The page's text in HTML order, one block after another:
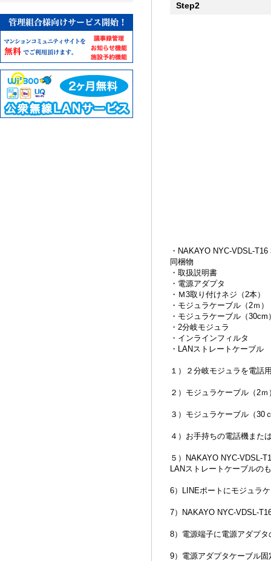
Step2
・NAKAYO NYC-VDSL-T16
同梱物
・取扱説明書
・電源アダプタ
・Ｍ3取り付けネジ（2本）
・モジュラケーブル（2ｍ）
・モジュラケーブル（30cm
・2分岐モジュラ
・インラインフィルタ
・LANストレートケーブル
１）２分岐モジュラを電話
２）モジュラケーブル（2
３）モジュラケーブル（30
４）お手持ちの電話機また
５）NAKAYO NYC-VDSL-
LANストレートケーブルの
6）LINEポートにモジュラ
7）NAKAYO NYC-VDSL-
8）電源端子に電源アダプ
9）電源アダプタケーブル